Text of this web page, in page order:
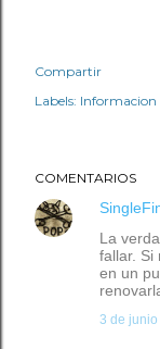
Compartir
Labels: Informacion
COMENTARIOS
La
fallar. Si
en un
3 de